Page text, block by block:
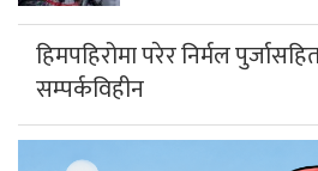
हिमपहिरोमा परेर निर्मल
सम्पर्कविहीन